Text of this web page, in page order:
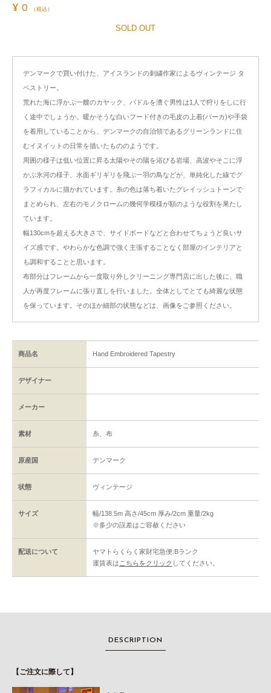
¥ 0 （税込）
SOLD OUT
デンマークで買い付けた、アイスランドの刺繍作家によるヴィンテージ タ
ペストリー。
荒れた海に浮かぶ一艘のカヤック、パドルを漕ぐ男性は1人で狩りをしに行
く途中でしょうか。暖かそうな白いフード付きの毛皮の上着(パーカ)や手袋
を着用していることから、デンマークの自治領であるグリーンランドに住
むイヌイットの日常を描いたもののようです。
周囲の様子は低い位置に昇る太陽やその陽を浴びる岩場、高波やそこに浮
かぶ氷河の様子、水面ギリギリを飛ぶ一羽の鳥などが、単純化した線でグ
ラフィカルに描かれています。糸の色は落ち着いたグレイッシュトーンで
まとめられ、左右のモノクロームの幾何学模様が額のような役割を果たし
ています。
幅130cmを超える大きさで、サイドボードなどと合わせてちょうど良いサ
イズ感です。やわらかな色調で強く主張することなく部屋のインテリアと
も調和することと思います。
布部分はフレームから一度取り外しクリーニング専門店に出した後に、職
人が再度フレームに張り直しを行いました。全体としてとても綺麗な状態
を保っています。そのほか細部の状態などは、画像をご参照ください。
商品名 Hand Embroidered Tapestry
デザイナー
メーカー
素材 糸、布
原産国 デンマーク
状態 ヴィンテージ
サイズ
幅/138.5m 高さ/45cm 厚み/2cm 重量/2kg
※多少の誤差はご容赦ください
配送について
ヤマトらくらく家財宅急便:Bランク
運賃表は こちらをクリック してください。
DESCRIPTION
【ご注文に際して】